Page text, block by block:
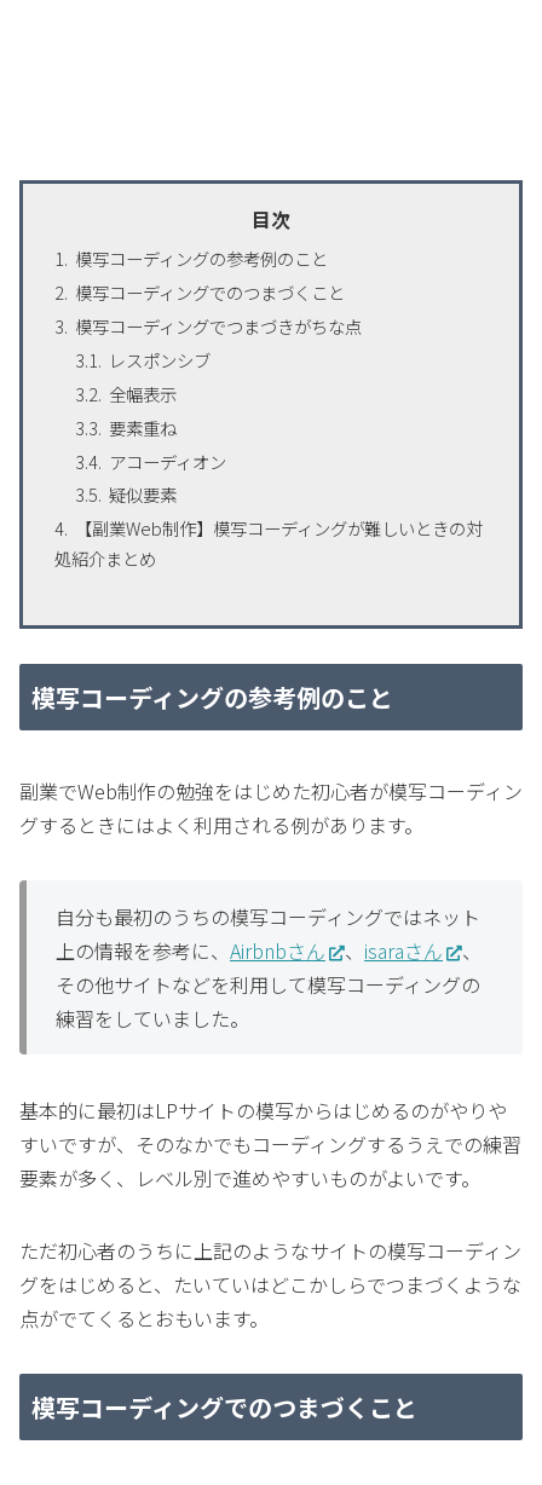
目次
模写コーディングの参考例のこと
模写コーディングでのつまづくこと
模写コーディングでつまづきがちな点
レスポンシブ
全幅表示
要素重ね
アコーディオン
疑似要素
【副業Web制作】模写コーディングが難しいときの対
処紹介まとめ
模写コーディングの参考例のこと
副業でWeb制作の勉強をはじめた初心者が模写コーディン
グするときにはよく利用される例があります。
自分も最初のうちの模写コーディングではネット
上の情報を参考に、 Airbnbさん 、 isaraさん
、
その他サイトなどを利用して模写コーディングの
練習をしていました。
基本的に最初はLPサイトの模写からはじめるのがやりや
すいですが、そのなかでもコーディングするうえでの練習
要素が多く、レベル別で進めやすいものがよいです。
ただ初心者のうちに上記のようなサイトの模写コーディン
グをはじめると、たいていはどこかしらでつまづくような
点がでてくるとおもいます。
模写コーディングでのつまづくこと